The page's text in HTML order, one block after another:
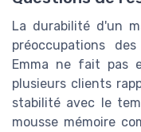
La durabilité d'un
préoccupations
Emma ne fait pas
plusieurs clients
stabilité avec le
mousse mémoire